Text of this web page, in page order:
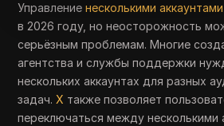
Управлениенесколькими
в 2026 году, но неосторожность
серьёзным проблемам. Многие
агентства и службы поддержки
нескольких аккаунтах для разных
задач.X также позволяет
переключаться между несколькими